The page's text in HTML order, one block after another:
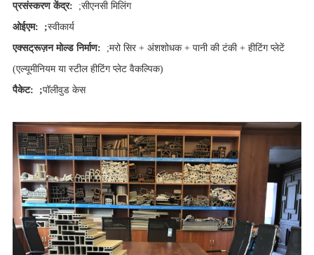
प्रसंस्करण केंद्र: ;सीएनसी मिलिंग
ओईएम: ;स्वीकार्य
एक्सट्रूज़न मोल्ड निर्माण: ;मरो सिर + अंशशोधक + पानी की टंकी + हीटिंग प्लेटें
(एल्यूमीनियम या स्टील हीटिंग प्लेट वैकल्पिक)
पैकेट: ;पॉलीवुड केस